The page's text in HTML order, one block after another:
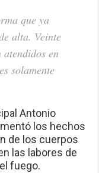
que ya
alta. Veinte
en
solamente
Antonio
los hechos
de los cuerpos
las labores de
fuego.